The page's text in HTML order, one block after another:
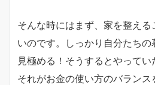
そんな時にはまず、家を整え
いのです。しっかり自分たち
見極める！そうするとやってい
それがお金の使い方のバラン